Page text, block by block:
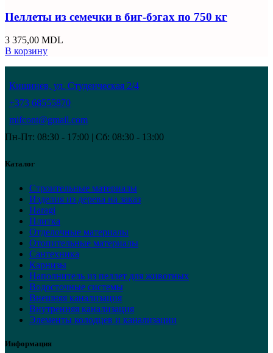
Пеллеты из семечки в биг-бэгах по 750 кг
3 375,00 MDL
В корзину
Кишинев, ул. Студенческая 2/4
+373 68555870
mifcont@gmail.com
Пн-Пт: 08:30 - 17:00 | Сб: 08:30 - 13:00
Каталог
Строительные материалы
Изделия из дерева на заказ
Haragi
Плитка
Отделочные материалы
Отопительные материалы
Сантехника
Карнизы
Наполнитель из пеллет для животных
Водосточные системы
Внешняя канализация
Внутренняя канализация
Элементы колодцев и канализации
Информация